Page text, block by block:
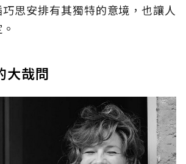
思安排有其獨特的意境，也讓人
大哉問